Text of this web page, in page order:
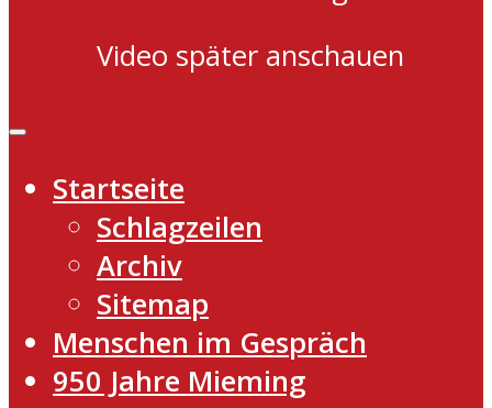
Video später anschauen
Startseite
Schlagzeilen
Archiv
Sitemap
Menschen im Gespräch
950 Jahre Mieming